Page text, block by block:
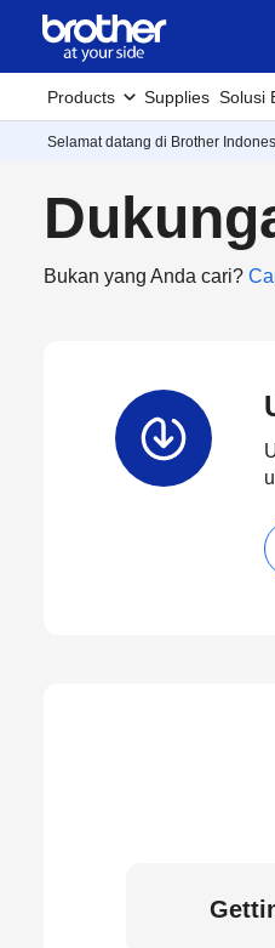
Products Supplies Solusi
Selamat datang di Brother
Bukan yang Anda cari?